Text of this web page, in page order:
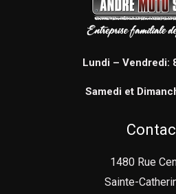
Lundi – Vendredi:
Samedi et
1480 Rue
Sainte-